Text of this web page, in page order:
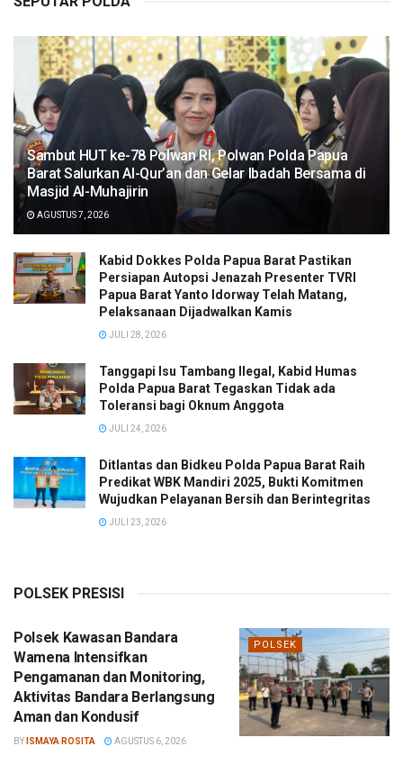
Sambut HUT ke-78 Polwan RI, Polwan Polda Papua
Barat Salurkan Al-Qur’an dan Gelar Ibadah Bersama di
Masjid Al-Muhajirin
AGUSTUS 7, 2026
Kabid Dokkes Polda Papua Barat Pastikan
Persiapan Autopsi Jenazah Presenter TVRI
Papua Barat Yanto Idorway Telah Matang,
Pelaksanaan Dijadwalkan Kamis
JULI 28, 2026
Tanggapi Isu Tambang Ilegal, Kabid Humas
Polda Papua Barat Tegaskan Tidak ada
Toleransi bagi Oknum Anggota
JULI 24, 2026
Ditlantas dan Bidkeu Polda Papua Barat Raih
Predikat WBK Mandiri 2025, Bukti Komitmen
Wujudkan Pelayanan Bersih dan Berintegritas
JULI 23, 2026
POLSEK PRESISI
POLSEK
Polsek Kawasan Bandara
Wamena Intensifkan
Pengamanan dan Monitoring,
Aktivitas Bandara Berlangsung
Aman dan Kondusif
BY ISMAYA ROSITA AGUSTUS 6, 2026